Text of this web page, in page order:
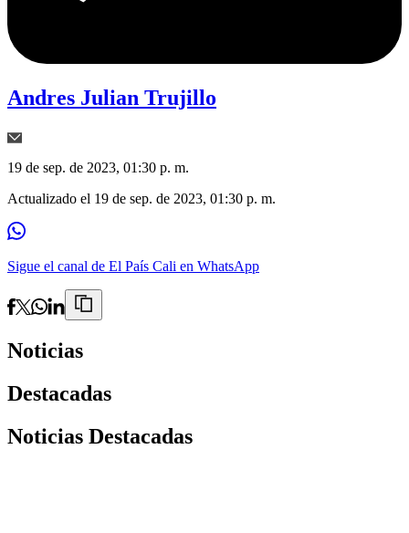
Andres Julian Trujillo
19 de sep. de 2023, 01:30 p. m.
Actualizado el 19 de sep. de 2023, 01:30 p. m.
Sigue el canal de El País Cali en WhatsApp
Noticias
Destacadas
Noticias Destacadas